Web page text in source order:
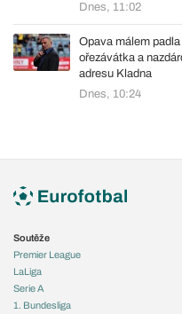
Dnes, 11:02
Opava málem
ořezávátka a
adresu Kladna
Dnes, 10:24
Soutěže
Premier League
LaLiga
Serie A
1. Bundesliga